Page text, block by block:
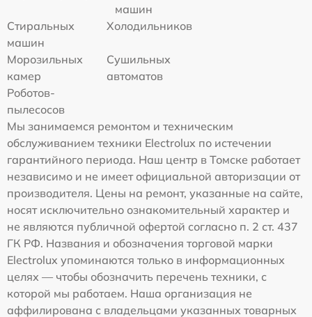
машин
Стиральных
машин
Холодильников
Морозильных
камер
Сушильных
автоматов
Роботов-
пылесосов
Мы занимаемся ремонтом и техническим
обслуживанием техники Electrolux по истечении
гарантийного периода. Наш центр в Томске работает
независимо и не имеет официальной авторизации от
производителя. Цены на ремонт, указанные на сайте,
носят исключительно ознакомительный характер и
не являются публичной офертой согласно п. 2 ст. 437
ГК РФ. Названия и обозначения торговой марки
Electrolux упоминаются только в информационных
целях — чтобы обозначить перечень техники, с
которой мы работаем. Наша организация не
аффилирована с владельцами указанных товарных